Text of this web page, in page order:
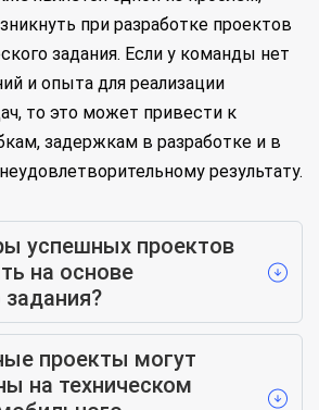
при разработке проектов
задания. Если у команды нет
и опыта для реализации
то это может привести к
задержкам в разработке и в
результату.
успешных проектов
на основе
задания?
проекты могут
на техническом